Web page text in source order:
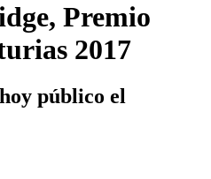
Premio
2017
público el